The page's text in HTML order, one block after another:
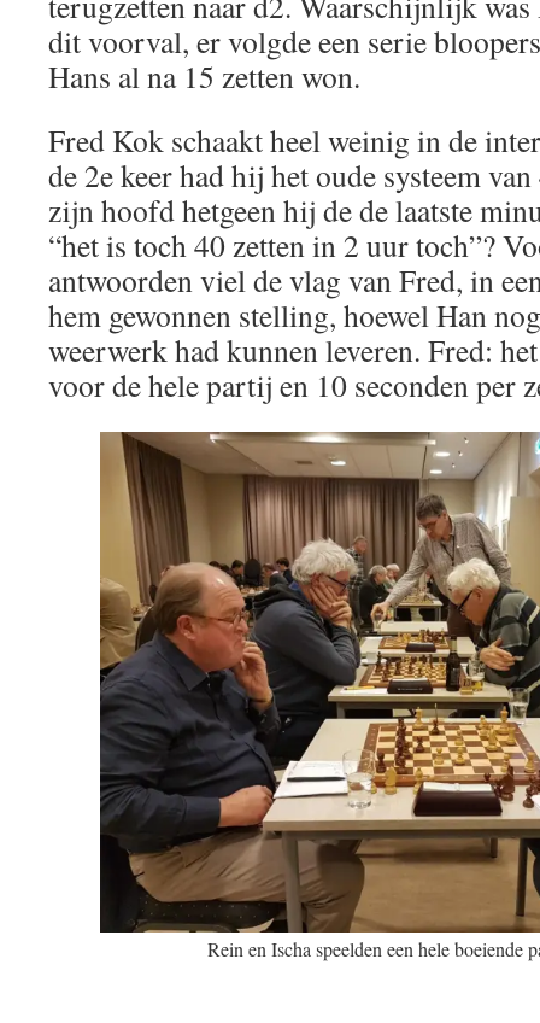
dit voorval, er volgde een serie
Hans al na 15 zetten won.
Fred Kok schaakt heel weinig in de
de 2e keer had hij het oude systeem
zijn hoofd hetgeen hij de de laatste
“het is toch 40 zetten in 2 uur toch”?
antwoorden viel de vlag van Fred, in
hem gewonnen stelling, hoewel Han
weerwerk had kunnen leveren. Fred:
voor de hele partij en 10 seconden per
Rein en Ischa speelden een hele boeiende